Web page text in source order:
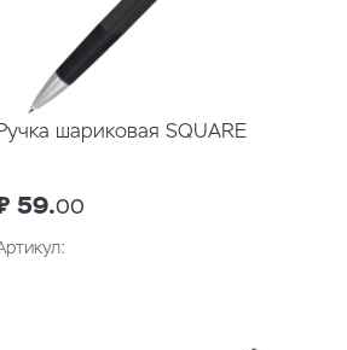
шариковая SQUARE
59.00